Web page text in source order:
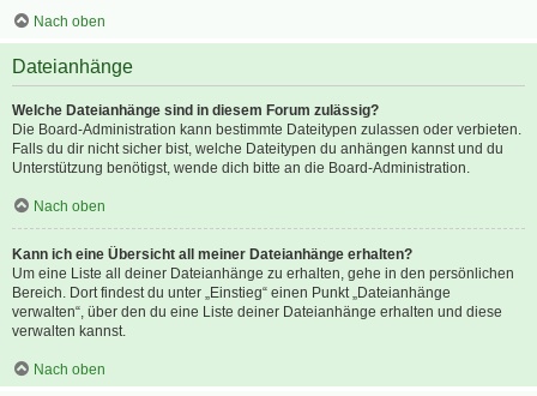
Nach oben
Dateianhänge
Welche Dateianhänge sind in diesem Forum zulässig?
Die Board-Administration kann bestimmte Dateitypen zulassen oder verbieten.
Falls du dir nicht sicher bist, welche Dateitypen du anhängen kannst und du
Unterstützung benötigst, wende dich bitte an die Board-Administration.
Nach oben
Kann ich eine Übersicht all meiner Dateianhänge erhalten?
Um eine Liste all deiner Dateianhänge zu erhalten, gehe in den persönlichen
Bereich. Dort findest du unter „Einstieg“ einen Punkt „Dateianhänge
verwalten“, über den du eine Liste deiner Dateianhänge erhalten und diese
verwalten kannst.
Nach oben